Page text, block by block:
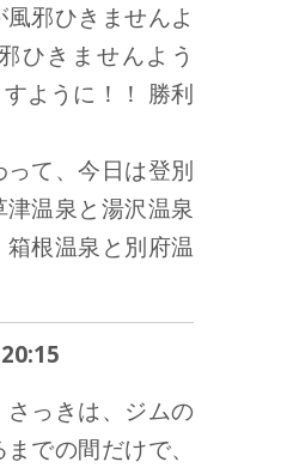
邪ひきませんよ
ひきませんよう
ように！！ 勝利
て、今日は登別
温泉と湯沢温泉
根温泉と別府温
っきは、ジムの
での間だけで、